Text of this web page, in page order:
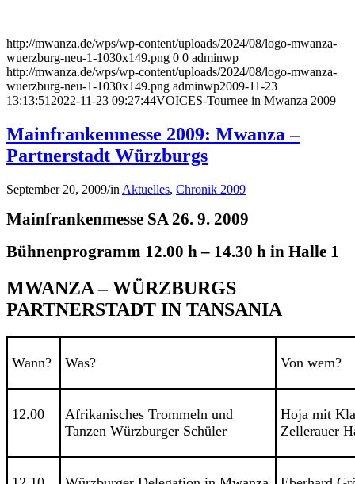
http://mwanza.de/wps/wp-content/uploads/2024/08/logo-mwanza-
wuerzburg-neu-1-1030x149.png 0 0 adminwp
http://mwanza.de/wps/wp-content/uploads/2024/08/logo-mwanza-
wuerzburg-neu-1-1030x149.png adminwp2009-11-23
13:13:51 2022-11-23 09:27:44VOICES-Tournee in Mwanza 2009
Mainfrankenmesse 2009: Mwanza –
Partnerstadt Würzburgs
September 20, 2009/in Aktuelles, Chronik 2009
Mainfrankenmesse SA 26. 9. 2009
Bühnenprogramm 12.00 h – 14.30 h in Halle 1
MWANZA – WÜRZBURGS
PARTNERSTADT IN TANSANIA
Wann? Was? Von wem?
12.00
Afrikanisches Trommeln und
Tanzen Würzburger Schüler
Hoja mit
Zellerauer